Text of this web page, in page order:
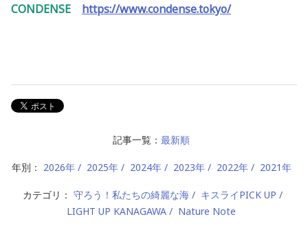
CONDENSE https://www.condense.tokyo/
記事一覧： 最新順
年別： 2026年 2025年 2024年 2023年 2022年 2021年
カテゴリ： 守ろう！私たちの綺麗な海
キスライPICK UP
LIGHT UP KANAGAWA
Nature Note